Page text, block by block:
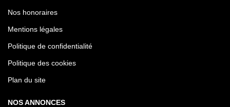
Nos honoraires
Mentions légales
Politique de confidentialité
Politique des cookies
Plan du site
NOS ANNONCES